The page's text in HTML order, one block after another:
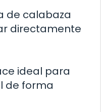
de calabaza
directamente
ideal para
de forma